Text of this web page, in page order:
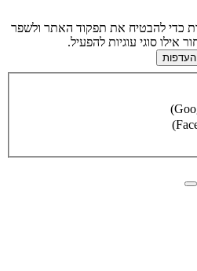
כדי להבטיח את תפקוד האתר ולשפר
סוגי עוגיות להפעיל.
העדפות